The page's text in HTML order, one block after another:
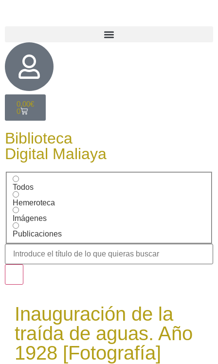
0,00€
0
Biblioteca
Digital Maliaya
Todos
Hemeroteca
Imágenes
Publicaciones
Inauguración de la
traída de aguas. Año
1928 [Fotografía]